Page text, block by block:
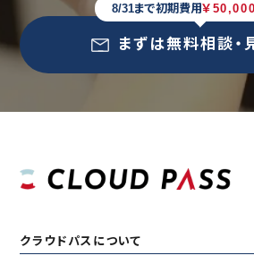
まずは無料相談・
8/31まで初期費用￥50,000
クラウドパスについて